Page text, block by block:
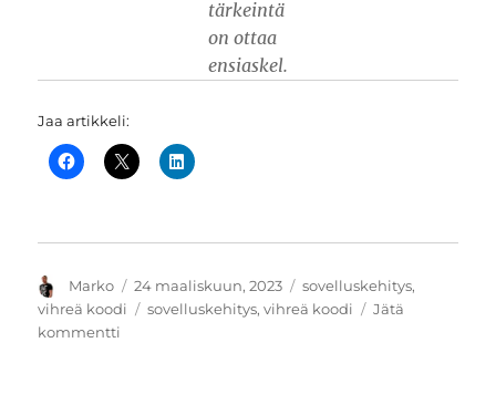
tärkeintä
on ottaa
ensiaskel.
Jaa artikkeli:
Kirjoittaja
Marko Julkaistu
24 maaliskuun, 2023 Kategoriat
sovelluskehitys,
vihreä koodi
Avainsanat
sovelluskehitys,vihreä koodi
Jätä
kommentti